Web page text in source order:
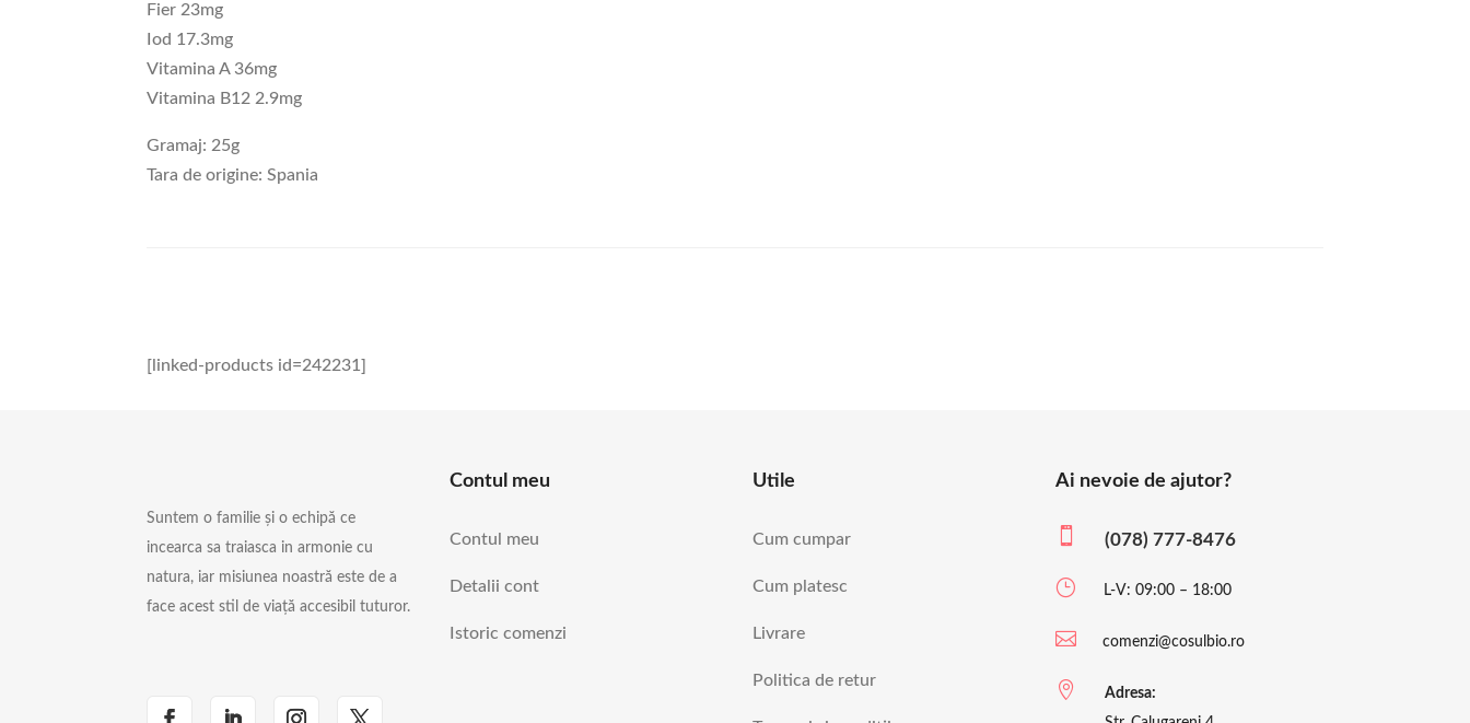
Fier 23mg
Iod 17.3mg
Vitamina A 36mg
Vitamina B12 2.9mg
Gramaj: 25g
Tara de origine: Spania
[linked-products id=242231]
Suntem o familie și o echipă ce
incearca sa traiasca in armonie cu
natura, iar misiunea noastră este de a
face acest stil de viață accesibil tuturor.
Contul meu
Contul meu
Detalii cont
Istoric comenzi
Utile
Cum cumpar
Cum platesc
Livrare
Politica de retur
Ai nevoie de ajutor?
 (078) 777-8476
} L-V: 09:00 – 18:00
 comenzi@cosulbio.ro

Adresa: